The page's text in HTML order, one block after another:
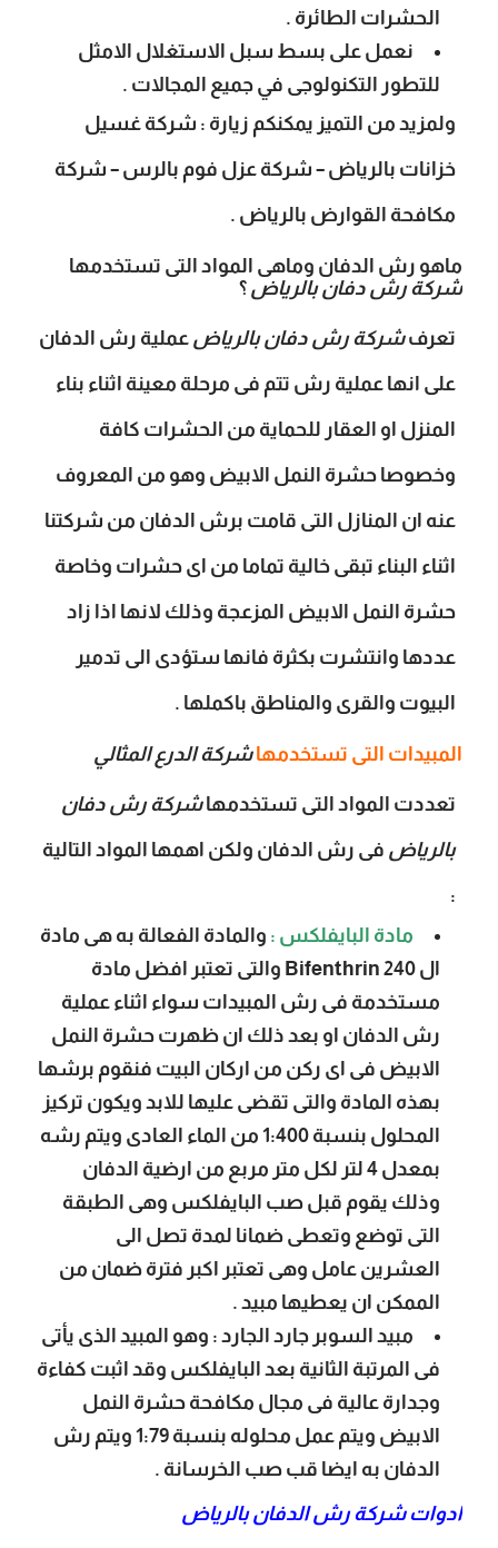
الحشرات الطائرة .
نعمل على بسط سبل الاستغلال الامثل
للتطور التكنولوجى في جميع المجالات .
ولمزيد من التميز يمكنكم زيارة : شركة غسيل
خزانات بالرياض – شركة عزل فوم بالرس– شركة
مكافحة القوارض بالرياض .
ماهو رش الدفان وماهى المواد التى تستخدمها
شركة رش دفان بالرياض ؟
تعرفشركة رش دفان بالرياض عملية رش الدفان
على انها عملية رش تتم فى مرحلة معينة اثناء بناء
المنزل او العقار للحماية من الحشرات كافة
وخصوصا حشرة النمل الابيض وهو من المعروف
عنه ان المنازل التى قامت برش الدفان من شركتنا
اثناء البناء تبقى خالية تماما من اى حشرات وخاصة
حشرة النمل الابيض المزعجة وذلك لانها اذا زاد
عددها وانتشرت بكثرة فانها ستؤدى الى تدمير
البيوت والقرى والمناطق باكملها .
المبيدات التى تستخدمهاشركة الدرع المثالي
تعددت المواد التى تستخدمهاشركة رش دفان
بالرياض فى رش الدفان ولكن اهمها المواد التالية
:
مادة البايفلكس : والمادة الفعالة به هى مادة
ال Bifenthrin 240 والتى تعتبر افضل مادة
مستخدمة فى رش المبيدات سواء اثناء عملية
رش الدفان او بعد ذلك ان ظهرت حشرة النمل
الابيض فى اى ركن من اركان البيت فنقوم برشها
بهذه المادة والتى تقضى عليها للابد ويكون تركيز
المحلول بنسبة 1:400 من الماء العادى ويتم رشه
بمعدل 4 لتر لكل متر مربع من ارضية الدفان
وذلك يقوم قبل صب البايفلكس وهى الطبقة
التى توضع وتعطى ضمانا لمدة تصل الى
العشرين عامل وهى تعتبر اكبر فترة ضمان من
الممكن ان يعطيها مبيد .
مبيد السوبر جارد الجارد : وهو المبيد الذى يأتى
فى المرتبة الثانية بعد البايفلكس وقد اثبت كفاءة
وجدارة عالية فى مجال مكافحة حشرة النمل
الابيض ويتم عمل محلوله بنسبة 1:79 ويتم رش
الدفان به ايضا قب صب الخرسانة .
ادوات شركة رش الدفان بالرياض